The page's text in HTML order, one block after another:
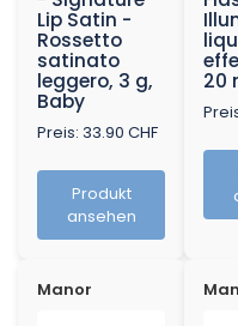
Lip Satin -
Rossetto
satinato
leggero, 3 g,
Baby
Preis: 33.90 CHF
Produkt
ansehen
20
Manor